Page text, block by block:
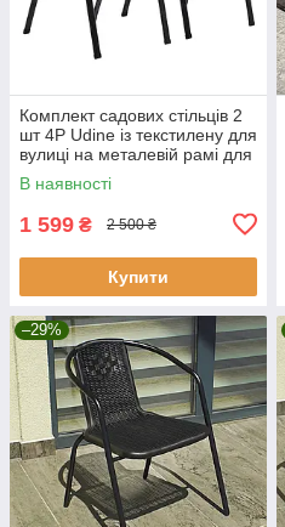
Комплект садових стільців 2
шт 4P Udine із текстилену для
вулиці на металевій рамі для
саду, тераси, балкона Ч
В наявності
1 599 ₴ 2 500 ₴
Купити
–29%